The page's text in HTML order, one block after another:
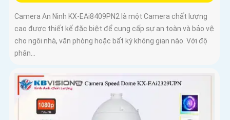
Camera An Ninh KX-EAi8409PN2 là một Camera chất lượng
cao được thiết kế đặc biệt để cung cấp sự an toàn và bảo vệ
cho ngôi nhà, văn phòng hoặc bất kỳ không gian nào. Với độ
phân...